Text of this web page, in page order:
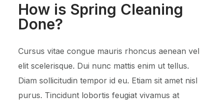
How is Spring Cleaning
Done?
Cursus vitae congue mauris rhoncus aenean vel
elit scelerisque. Dui nunc mattis enim ut tellus.
Diam sollicitudin tempor id eu. Etiam sit amet nisl
purus. Tincidunt lobortis feugiat vivamus at